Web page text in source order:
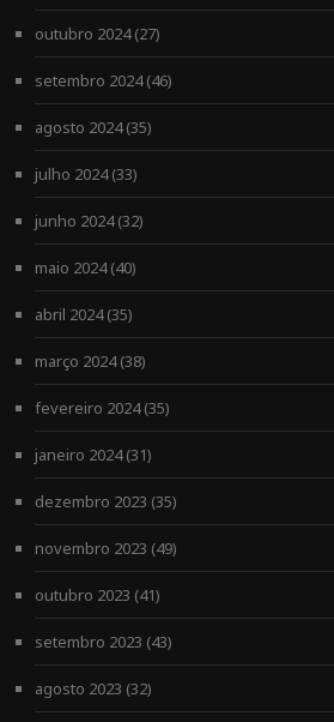
outubro 2024(27)
setembro 2024(46)
agosto 2024(35)
julho 2024(33)
junho 2024(32)
maio 2024(40)
abril 2024(35)
março 2024(38)
fevereiro 2024(35)
janeiro 2024(31)
dezembro 2023 (35)
novembro 2023 (49)
outubro 2023 (41)
setembro 2023 (43)
agosto 2023 (32)